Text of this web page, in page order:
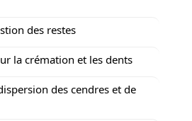
des restes
la crémation et les dents
des cendres et de